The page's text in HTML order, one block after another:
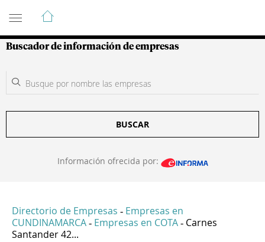
Guía de Empresas Colombianas
Buscador de información de empresas
BUSCAR
Información ofrecida por:
Directorio de Empresas - Empresas en
CUNDINAMARCA - Empresas en COTA - Carnes
Santander 42...